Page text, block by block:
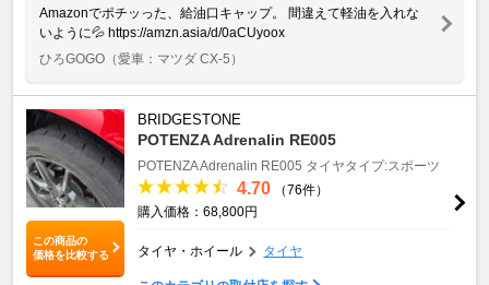
Amazonでポチッった、給油口キャップ。 間違えて軽油を入れな
いように💦 https://amzn.asia/d/0aCUyoox
ひろGOGO （愛車：マツダ CX-5）
この商品の
価格を比較する
BRIDGESTONE
POTENZA Adrenalin RE005
POTENZA Adrenalin RE005 タイヤタイプ:スポーツ
4.70
（76件）
購入価格：68,800円
タイヤ・ホイール タイヤ